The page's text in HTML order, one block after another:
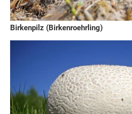
Birkenpilz (Birkenroehrling)